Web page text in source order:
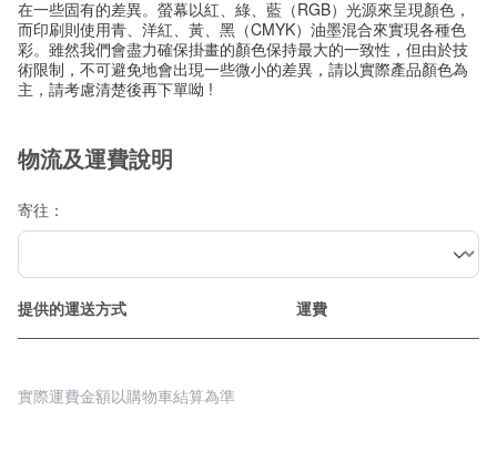
在一些固有的差異。螢幕以紅、綠、藍（RGB）光源來呈現顏色，
而印刷則使用青、洋紅、黃、黑（CMYK）油墨混合來實現各種色
彩。雖然我們會盡力確保掛畫的顏色保持最大的一致性，但由於技
術限制，不可避免地會出現一些微小的差異，請以實際產品顏色為
主，請考慮清楚後再下單呦 !
物流及運費說明
寄往：
提供的運送方式 運費
實際運費金額以購物車結算為準